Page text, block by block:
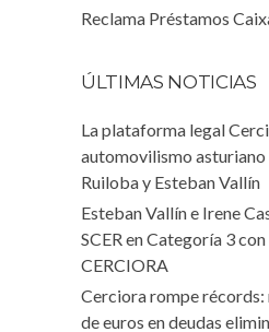
Reclama Préstamos
ÚLTIMAS NOTICIAS
La plataforma legal
automovilismo asturiano
Ruiloba y Esteban Vallín
Esteban Vallín e Irene
SCER en Categoría 3
CERCIORA
Cerciora rompe récords:
de euros en deudas